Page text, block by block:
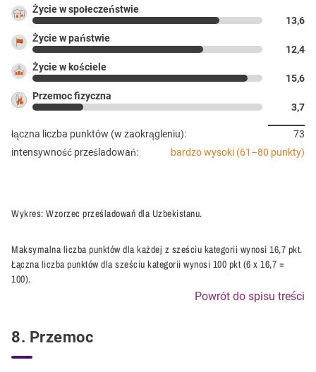
Życie w społeczeństwie
13,6
Życie w państwie
12,4
Życie w kościele
15,6
Przemoc fizyczna
3,7
łączna liczba punktów (w zaokrągleniu):
73
intensywność prześladowań:
bardzo wysoki (61–80 punkty)
Wykres: Wzorzec prześladowań dla Uzbekistanu.
Maksymalna liczba punktów dla każdej z sześciu kategorii wynosi 16,7 pkt.
Łączna liczba punktów dla sześciu kategorii wynosi 100 pkt (6 x 16,7 =
100).
Powrót do spisu treści
8. Przemoc